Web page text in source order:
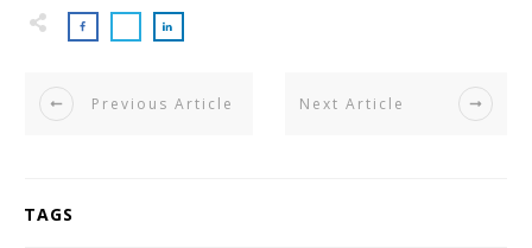
Previous Article Next Article
TAGS